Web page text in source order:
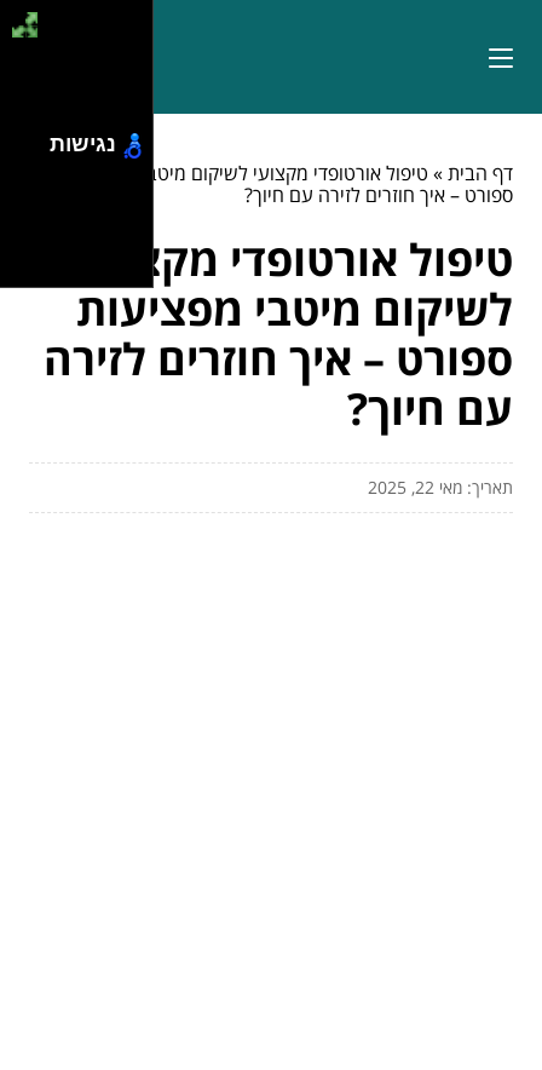
דף הבית» טיפול אורטופדי מקצועי לשיקום מיטבי מפציעות
ספורט – איך חוזרים לזירה עם חיוך?
טיפול אורטופדי מקצועי
לשיקום מיטבי מפציעות
ספורט – איך חוזרים לזירה
עם חיוך?
תאריך: מאי 22, 2025
נגישות